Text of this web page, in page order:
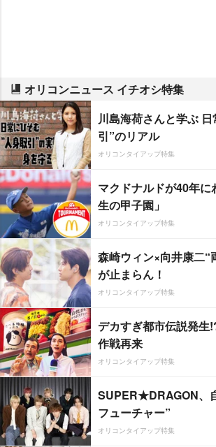
オリコンニュース イチオシ特集
川島海荷さんと学ぶ
引”のリアル
オリコンタイアップ特集
マクドナルドが40年
生の甲子園」
オリコンタイアップ特集
森崎ウィン×向井康二“
が止まらん！
オリコンタイアップ特集
デカすぎ都市伝説発生
作戦再来
オリコンタイアップ特集
SUPER★DRAGON、
フューチャー”
オリコンタイアップ特集